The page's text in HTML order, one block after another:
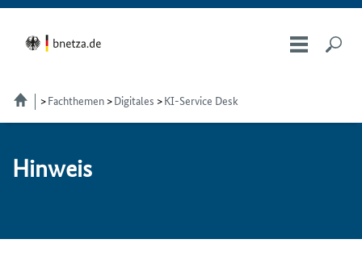
Fachthemen Digitales KI-Service Desk
Hin­weis